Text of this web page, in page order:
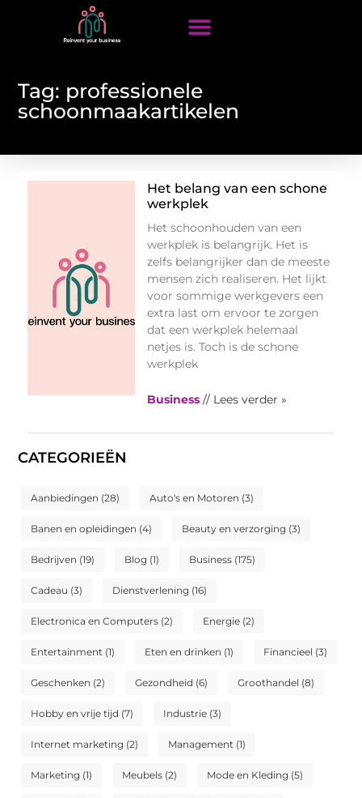
Tag: professionele
schoonmaakartikelen
CATEGORIEËN
Aanbiedingen (28) Auto's en Motoren (3)
Banen en opleidingen (4) Beauty en verzorging (3)
Bedrijven (19) Blog (1) Business (175)
Cadeau (3) Dienstverlening (16)
Electronica en Computers (2) Energie (2)
Entertainment (1) Eten en drinken (1) Financieel (3)
Geschenken (2) Gezondheid (6) Groothandel (8)
Hobby en vrije tijd (7) Industrie (3)
Internet marketing (2) Management (1)
Marketing (1) Meubels (2) Mode en Kleding (5)
Het belang van een schone
werkplek
Het schoonhouden van een
werkplek is belangrijk. Het is
zelfs belangrijker dan de meeste
mensen zich realiseren. Het lijkt
voor sommige werkgevers een
extra last om ervoor te zorgen
dat een werkplek helemaal
netjes is. Toch is de schone
werkplek
Business // Lees verder »